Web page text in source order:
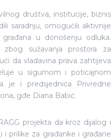
društva, institucije, biznis
saradnju, omogućili aktivnije
u donošenju odluka.
sužavanja prostora za
da vladavina prava zahtijeva
u sigurnom i poticajnom
je i predsjednica Privredne
gđe Diana Babić.
projekta da kroz dijalog i
prilike za građanke i građane